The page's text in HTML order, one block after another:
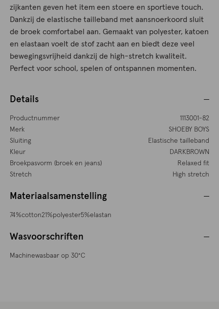
zijkanten geven het item een stoere en sportieve touch.
Dankzij de elastische tailleband met aansnoerkoord sluit
de broek comfortabel aan. Gemaakt van polyester, katoen
en elastaan voelt de stof zacht aan en biedt deze veel
bewegingsvrijheid dankzij de high-stretch kwaliteit.
Perfect voor school, spelen of ontspannen momenten.
Details
Productnummer
1113001-82
Merk
SHOEBY BOYS
Sluiting
Elastische tailleband
Kleur
DARKBROWN
Broekpasvorm (broek en jeans)
Relaxed fit
Stretch
High stretch
Materiaalsamenstelling
74%cotton21%polyester5%elastan
Wasvoorschriften
Machinewasbaar op 30°C